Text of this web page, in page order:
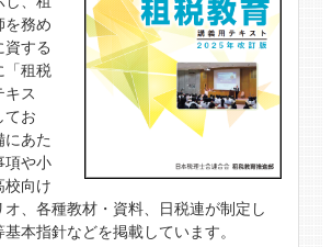
を務め
資する
「租税
キス
てお
にあた
項や小
校向け
オ、各種教材・資料、日税連が制定し
本指針などを掲載しています。